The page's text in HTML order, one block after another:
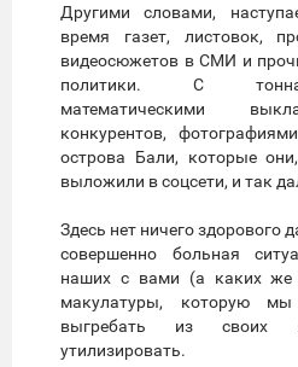
Другими словами,
время газет, листовок,
видеосюжетов в СМИ и
политики. С
математическими
конкурентов,
острова Бали, которые
выложили в соцсети, и так
Здесь нет ничего здорового
совершенно больная
наших с вами (а каких же
макулатуры, которую
выгребать из своих
утилизировать.